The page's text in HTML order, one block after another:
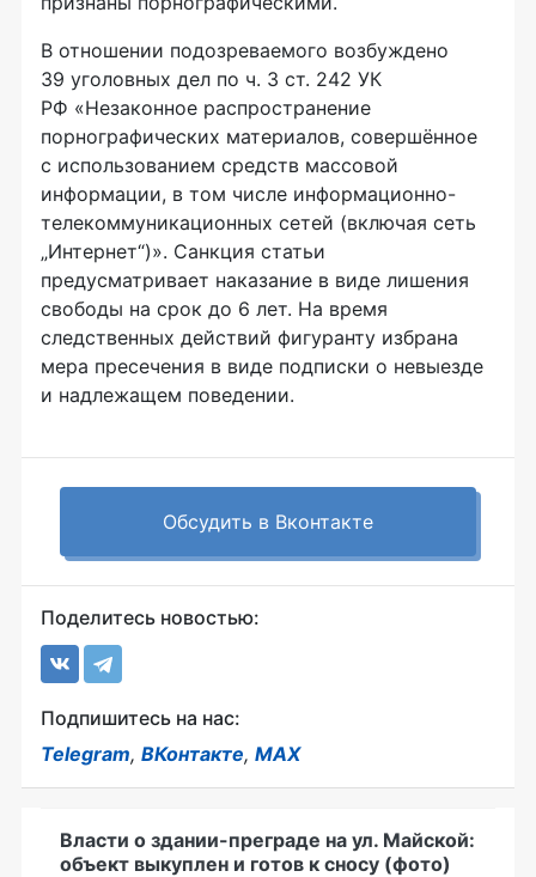
В отношении подозреваемого возбуждено
39 уголовных дел по ч. 3 ст. 242 УК
РФ «Незаконное распространение
порнографических материалов, совершённое
с использованием средств массовой
информации, в том числе информационно-
телекоммуникационных сетей (включая сеть
„Интернет“)». Санкция статьи
предусматривает наказание в виде лишения
свободы на срок до 6 лет. На время
следственных действий фигуранту избрана
мера пресечения в виде подписки о невыезде
и надлежащем поведении.
Обсудить в Вконтакте
Поделитесь новостью:
Подпишитесь на нас:
Telegram, ВКонтакте, MAX
Власти о здании-преграде на ул. Майской:
объект выкуплен и готов к сносу (фото)